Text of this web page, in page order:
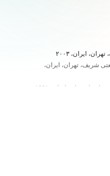
ایران، ۲۰۰۳
شریف، تهران، ایران،
اصفهان، ایران، ۱۹۹۱